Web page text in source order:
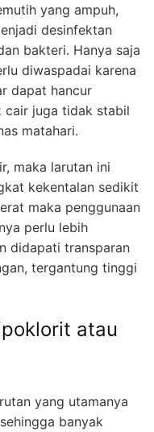
yang ampuh,
desinfektan
bakteri. Hanya saja
diwaspadai karena
dapat hancur
cair juga tidak stabil
matahari.
maka larutan ini
kekentalan sedikit
maka penggunaan
perlu lebih
didapati transparan
tergantung tinggi
atau
yang utamanya
banyak